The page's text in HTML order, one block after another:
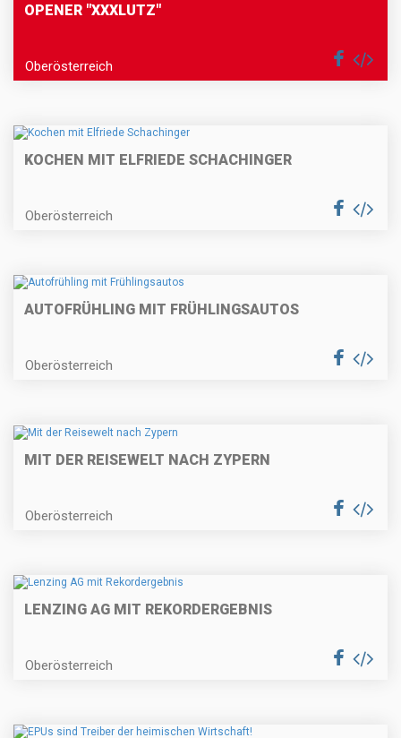
OPENER "XXXLUTZ"
Oberösterreich
KOCHEN MIT ELFRIEDE SCHACHINGER
Oberösterreich
AUTOFRÜHLING MIT FRÜHLINGSAUTOS
Oberösterreich
MIT DER REISEWELT NACH ZYPERN
Oberösterreich
LENZING AG MIT REKORDERGEBNIS
Oberösterreich